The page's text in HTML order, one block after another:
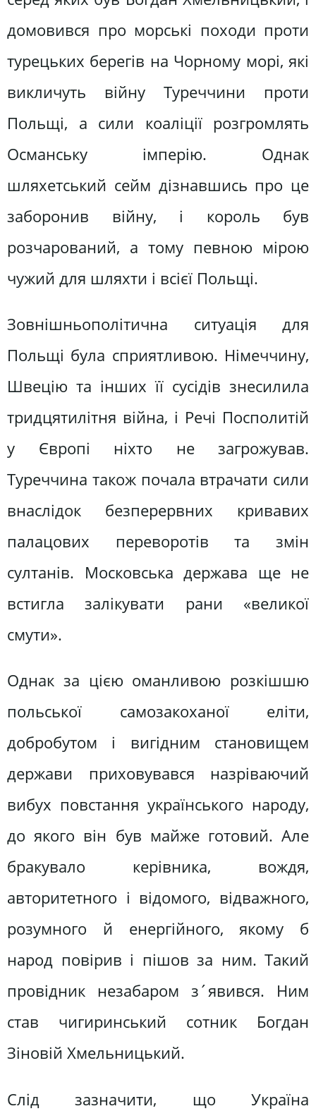
домовився про морські походи проти
турецьких берегів на Чорному морі, які
викличуть війну Туреччини проти
Польщі, а сили коаліції розгромлять
Османську імперію. Однак
шляхетський сейм дізнавшись про це
заборонив війну, і король був
розчарований, а тому певною мірою
чужий для шляхти і всієї Польщі.
Зовнішньополітична ситуація для
Польщі була сприятливою. Німеччину,
Швецію та інших її сусідів знесилила
тридцятилітня війна, і Речі Посполитій
у Європі ніхто не загрожував.
Туреччина також почала втрачати сили
внаслідок безперервних кривавих
палацових переворотів та змін
султанів. Московська держава ще не
встигла залікувати рани «великої
смути».
Однак за цією оманливою розкішшю
польської самозакоханої еліти,
добробутом і вигідним становищем
держави приховувався назріваючий
вибух повстання українського народу,
до якого він був майже готовий. Але
бракувало керівника, вождя,
авторитетного і відомого, відважного,
розумного й енергійного, якому б
народ повірив і пішов за ним. Такий
провідник незабаром з´явився. Ним
став чигиринський сотник Богдан
Зіновій Хмельницький.
Слід зазначити, що Україна